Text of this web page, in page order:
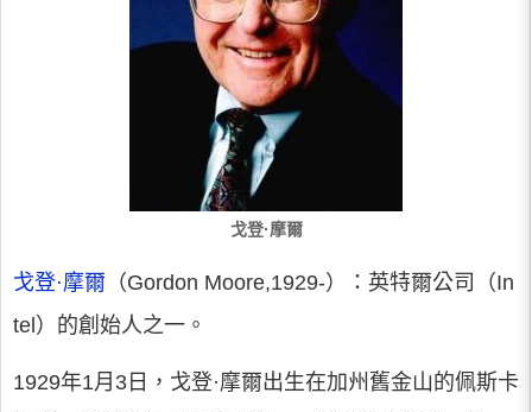
戈登·摩爾
戈登·摩爾 （Gordon Moore,1929-）：英特爾公司（In
tel）的創始人之一。
1929年1月3日，戈登·摩爾出生在加州舊金山的佩斯卡